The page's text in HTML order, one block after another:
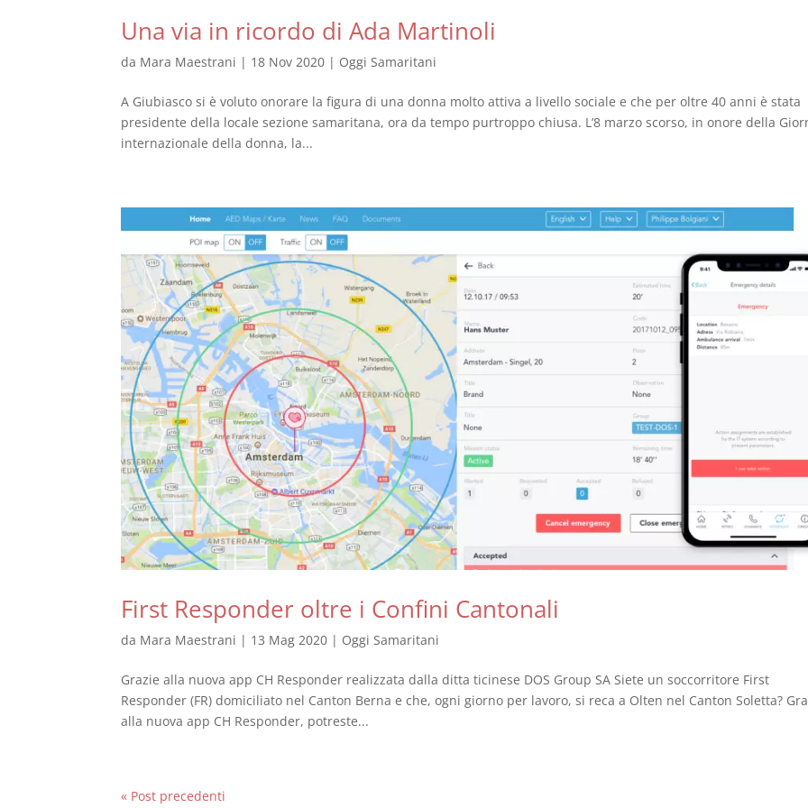
Una via in ricordo di Ada Martinoli
da Mara Maestrani | 18 Nov 2020 | Oggi Samaritani
A Giubiasco si è voluto onorare la figura di una donna molto attiva a livello sociale e che per oltre 40 anni è stata
presidente della locale sezione samaritana, ora da tempo purtroppo chiusa. L’8 marzo scorso, in onore della
internazionale della donna, la...
First Responder oltre i Confini Cantonali
da Mara Maestrani | 13 Mag 2020 | Oggi Samaritani
Grazie alla nuova app CH Responder realizzata dalla ditta ticinese DOS Group SA Siete un soccorritore First
Responder (FR) domiciliato nel Canton Berna e che, ogni giorno per lavoro, si reca a Olten nel Canton Soletta?
alla nuova app CH Responder, potreste...
« Post precedenti